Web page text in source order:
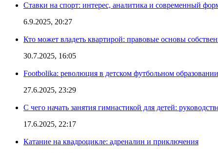
Ставки на спорт: интерес, аналитика и современный
6.9.2025, 20:27
Кто может владеть квартирой: правовые основы
30.7.2025, 16:05
Footbolika: революция в детском футбольном
27.6.2025, 23:29
С чего начать занятия гимнастикой для детей:
17.6.2025, 22:17
Катание на квадроцикле: адреналин и приключения